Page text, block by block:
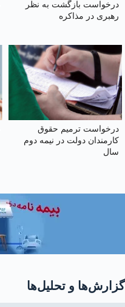
درخواست بازگشت به نظر
رهبری در مذاکره
درخواست ترمیم حقوق
کارمندان دولت در نیمه دوم
سال
گزارش‌ها و تحلیل‌ها